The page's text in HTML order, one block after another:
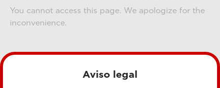
You cannot access this page. We apologize for the
inconvenience.
Aviso legal